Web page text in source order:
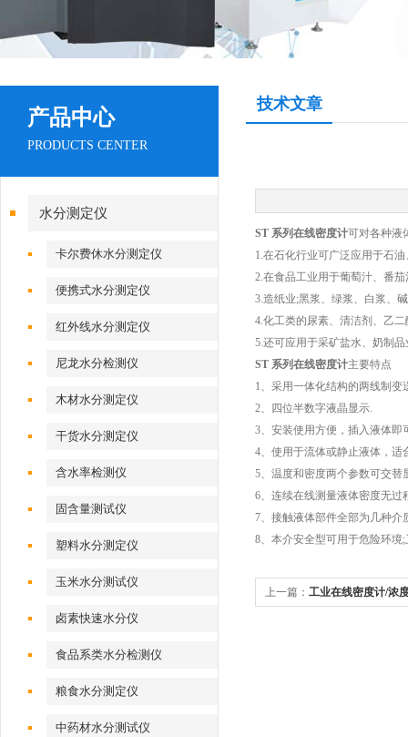
产品中心
PRODUCTS CENTER
水分测定仪
卡尔费休水分测定仪
便携式水分测定仪
红外线水分测定仪
尼龙水分检测仪
木材水分测定仪
干货水分测定仪
含水率检测仪
固含量测试仪
塑料水分测定仪
玉米水分测试仪
卤素快速水分仪
食品系类水分检测仪
粮食水分测定仪
中药材水分测试仪
技术文章
ST 系列在线密度计可对各种液
1.在石化行业可广泛应用于石
2.在食品工业用于葡萄汁、番
3.造纸业;黑浆、绿浆、白浆、
4.化工类的尿素、清洁剂、乙
5.还可应用于采矿盐水、奶制
ST 系列在线密度计主要特点
1、采用一体化结构的两线制
2、四位半数字液晶显示.
3、安装使用方便，插入液体即
4、使用于流体或静止液体，适
5、温度和密度两个参数可交替
6、连续在线测量液体密度无
7、接触液体部件全部为几种介
8、本介安全型可用于危险环境
上一篇： 工业在线密度计/浓